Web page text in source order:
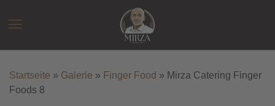
springen
☰
Startseite » Galerie » Finger Food » Mirza Catering Finger
Foods 8